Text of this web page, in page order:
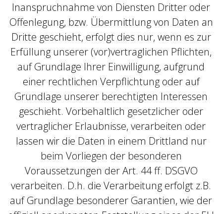
Inanspruchnahme von Diensten Dritter oder
Offenlegung, bzw. Übermittlung von Daten an
Dritte geschieht, erfolgt dies nur, wenn es zur
Erfüllung unserer (vor)vertraglichen Pflichten,
auf Grundlage Ihrer Einwilligung, aufgrund
einer rechtlichen Verpflichtung oder auf
Grundlage unserer berechtigten Interessen
geschieht. Vorbehaltlich gesetzlicher oder
vertraglicher Erlaubnisse, verarbeiten oder
lassen wir die Daten in einem Drittland nur
beim Vorliegen der besonderen
Voraussetzungen der Art. 44 ff. DSGVO
verarbeiten. D.h. die Verarbeitung erfolgt z.B.
auf Grundlage besonderer Garantien, wie der